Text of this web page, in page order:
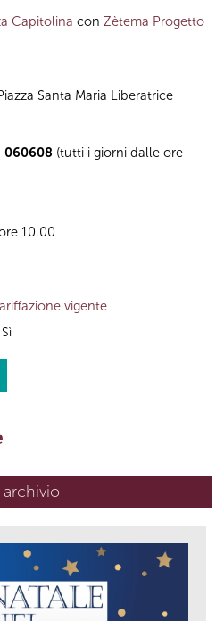
Capitolina con Zètema Progetto
Santa Maria Liberatrice
060608 (tutti i giorni dalle ore
10.00
vigente
Sì
archivio